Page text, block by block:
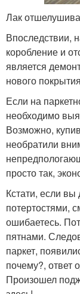
Лак
Впоследствии,
коробление и
является
нового
Если на
необходимо
Возможно,
необратили
просто так,
Кстати, если вы
потертостями,
ошибаетесь.
пятнами.
паркет,
почему?, ответ
Произошел